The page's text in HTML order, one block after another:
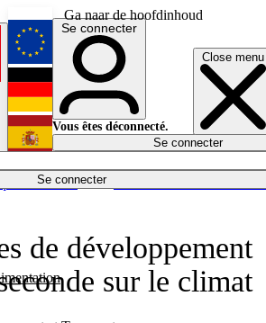
Ga naar de hoofdinhoud
Close menu
Se connecter
Économie
English
Deutsch
Español
Se connecter
Vous êtes déconnecté.
Se connecter
de développement
sur le climat